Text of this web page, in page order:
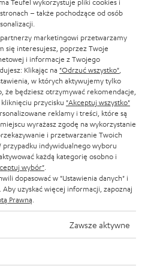
– także pochodzące od osób
marketingowi przetwarzamy
się interesujesz, poprzez Twoje
i informacje z Twojego
Klikając na "Odrzuć wszystko"
w których aktywujemy tylko
że będziesz otrzymywać rekomendacje,
przycisku "Akceptuj wszystko"
reklamy i treści, które są
wyrażasz zgodę na wykorzystanie
i przetwarzanie Twoich
przypadku indywidualnego wyboru
każdą kategorię osobno i
wybór"
dopasować w "Ustawienia danych" i
Aby uzyskać więcej informacji, zapoznaj
Prawną
Zawsze aktywne